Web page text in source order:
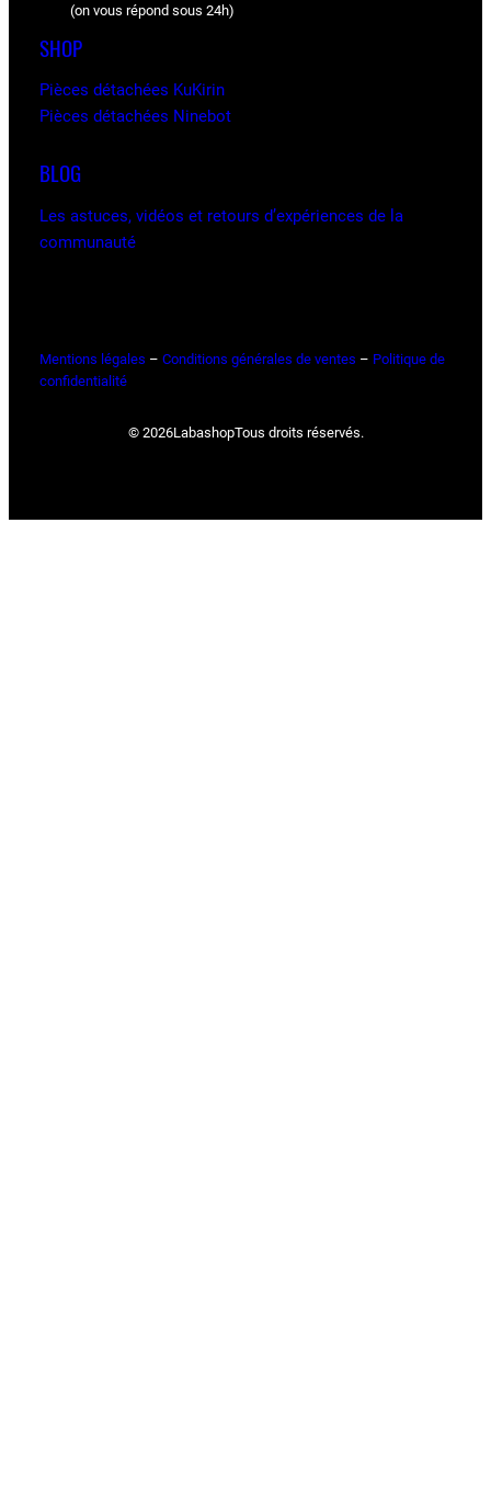
(on vous répond sous 24h)
SHOP
Pièces détachées KuKirin
Pièces détachées Ninebot
BLOG
Les astuces, vidéos et retours d’expériences de la
communauté
Mentions légales – Conditions générales de ventes – Politique de
confidentialité
© 2026LabashopTous droits réservés.